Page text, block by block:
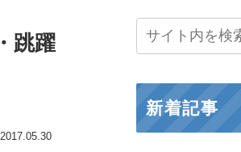
跳躍
2017.05.30
新着記事